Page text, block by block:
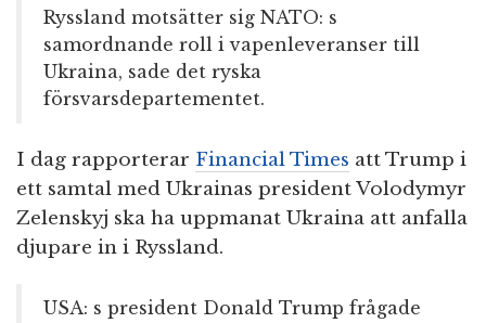
Ryssland motsätter sig NATO: s
samordnande roll i vapenleveranser till
Ukraina, sade det ryska
försvarsdepartementet.
I dag rapporterar Financial Times att Trump i
ett samtal med Ukrainas president Volodymyr
Zelenskyj ska ha uppmanat Ukraina att anfalla
djupare in i Ryssland.
USA: s president Donald Trump frågade